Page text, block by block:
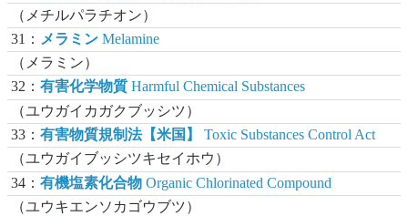
（メチルパラチオン）
31： メラミン Melamine
（メラミン）
32：有害化学物質 Harmful Chemical Substances
（ユウガイカガクブッシツ）
33：有害物質規制法【米国】
Toxic Substances Control Act
（ユウガイブッシツキセイホウ）
34：有機塩素化合物 Organic Chlorinated Compound
（ユウキエンソカゴウブツ）